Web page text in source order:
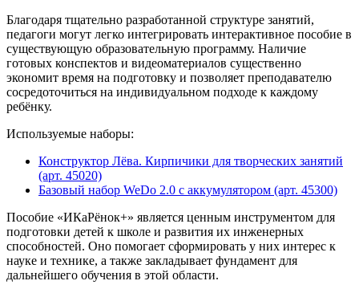
Благодаря тщательно разработанной структуре занятий,
педагоги могут легко интегрировать интерактивное пособие в
существующую образовательную программу. Наличие
готовых конспектов и видеоматериалов существенно
экономит время на подготовку и позволяет преподавателю
сосредоточиться на индивидуальном подходе к каждому
ребёнку.
Используемые наборы:
Конструктор Лёва. Кирпичики для творческих занятий
(арт. 45020)
Базовый набор WeDo 2.0 с аккумулятором (арт. 45300)
Пособие «ИКаРёнок+» является ценным инструментом для
подготовки детей к школе и развития их инженерных
способностей. Оно помогает сформировать у них интерес к
науке и технике, а также закладывает фундамент для
дальнейшего обучения в этой области.